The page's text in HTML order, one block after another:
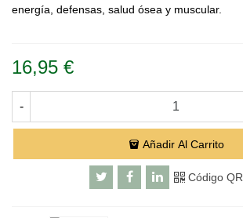
energía, defensas, salud ósea y muscular.
16,95 €
-
Añadir Al Carrito
Código QR